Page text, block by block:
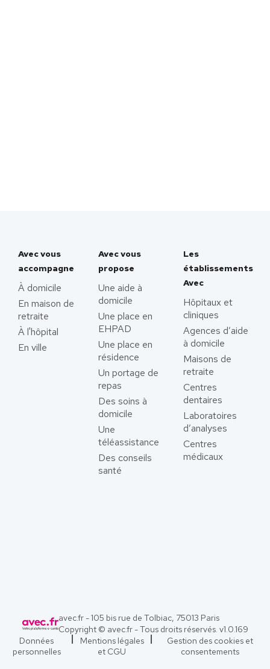
Avec vous
accompagne
À domicile
En maison de
retraite
À l'hôpital
En ville
Avec vous
propose
Une aide à
domicile
Une place en
EHPAD
Une place en
résidence
Un portage de
repas
Des soins à
domicile
Une
téléassistance
Des conseils
santé
Les
établissements
Avec
Hôpitaux et
cliniques
Agences d’aide
à domicile
Maisons de
retraite
Centres
dentaires
Laboratoires
d’analyses
Centres
médicaux
avec.fr - 105 bis rue de Tolbiac, 75013 Paris
Copyright © avec.fr - Tous droits réservés. v1.0.169
Données
personnelles
Mentions légales
et CGU
Gestion des cookies et
consentements